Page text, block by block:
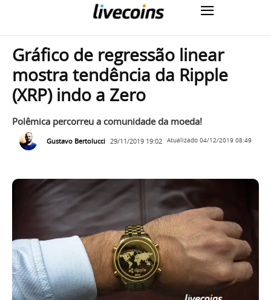
Gráfico de regressão linear
mostra tendência da Ripple
(XRP) indo a Zero
Polêmica percorreu a comunidade da moeda!
Gustavo Bertolucci 29/11/2019 19:02 Atualizado 04/12/2019 08:49